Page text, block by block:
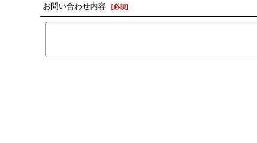
お問い合わせ内容 [必須]